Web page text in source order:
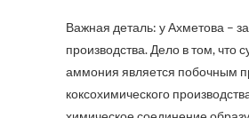
Важная деталь: у Ахметова –
производства. Дело в том, что
аммония является побочным
коксохимического